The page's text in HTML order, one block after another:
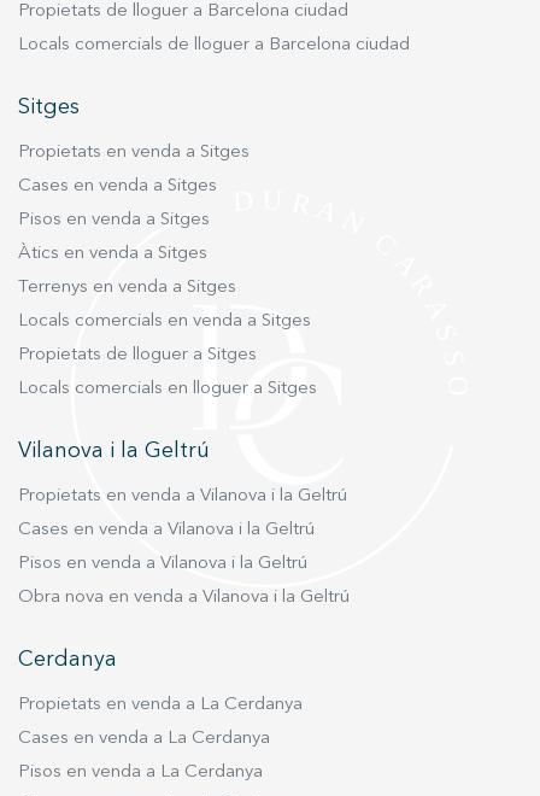
natural que afegeixen calidesa i elegància,
revestiments acabats en materials exclusius que
habitatge totalment exterior, amb una gran
il·luminació natural, dotada de tots els sistemes
per al seu benestar, amb calefacció i aire
condicionat a totes les estances. Totes les
habitacions disposen d´armaris encastats a mida
decorativa a tot l'habitatge, acabats d'autèntic
luxe que ofereixen tot el confort. L'habitatge es
lliura totalment equipat i es lliura amb tots els
mobles inclosos. Inclou a més, 2 places de
ubicació privilegiada.
Propietats de lloguer a Barcelona ciudad
Locals comercials de lloguer a Barcelona ciudad
Sitges
Propietats en venda a Sitges
Cases en venda a Sitges
Pisos en venda a Sitges
Àtics en venda a Sitges
Terrenys en venda a Sitges
Locals comercials en venda a Sitges
Propietats de lloguer a Sitges
Locals comercials en lloguer a Sitges
Vilanova i la Geltrú
Propietats en venda a Vilanova i la Geltrú
Cases en venda a Vilanova i la Geltrú
Pisos en venda a Vilanova i la Geltrú
Obra nova en venda a Vilanova i la Geltrú
Cerdanya
Propietats en venda a La Cerdanya
Cases en venda a La Cerdanya
Pisos en venda a La Cerdanya